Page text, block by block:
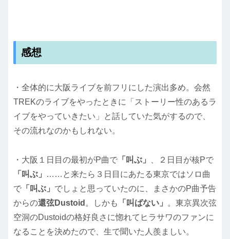
感想
・全体的に大阪ライブを前フリにした演出多め。会然
TREKのライブをやったときに「ストーリー性のあるラ
イブをやっていきたい」と話していた気がするので、
その流れなのかもしれない。
・大阪１日目の最初がP曲で 「叫ぶ」
、２日目が核Pで
「叫ぶ」
……と来たら３日目にあたる東京ではソロ曲
で 「叫ぶ」 でしょと思っていたのに、まさかのP曲予告
からの還弦Dustoid 。しかも 「叫ばない」
。東京異次弦
空洞のDustoidの格好良さに惚れてヒラサワのファンに
なることを決めたので、生で聞いた人羨ましい。